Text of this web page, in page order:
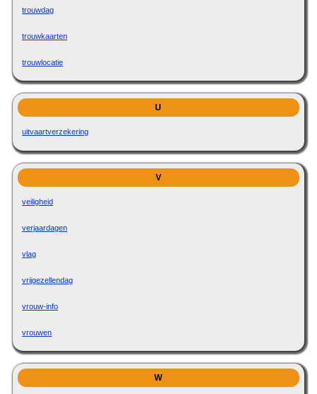
trouwdag
trouwkaarten
trouwlocatie
U
uitvaartverzekering
V
veiligheid
verjaardagen
vlag
vrijgezellendag
vrouw-info
vrouwen
W